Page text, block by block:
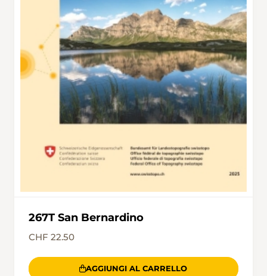
anzieht.
267T San Bernardino
CHF 22.50
AGGIUNGI AL CARRELLO